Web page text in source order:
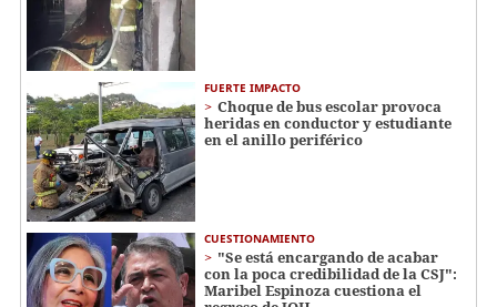
FUERTE IMPACTO
Choque de bus escolar provoca
heridas en conductor y estudiante
en el anillo periférico
CUESTIONAMIENTO
"Se está encargando de acabar
con la poca credibilidad de la CSJ":
Maribel Espinoza cuestiona el